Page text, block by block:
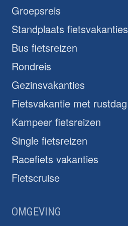
Groepsreis
Standplaats fietsvakanties
Bus fietsreizen
Rondreis
Gezinsvakanties
Fietsvakantie met rustdag
Kampeer fietsreizen
Single fietsreizen
Racefiets vakanties
Fietscruise
OMGEVING